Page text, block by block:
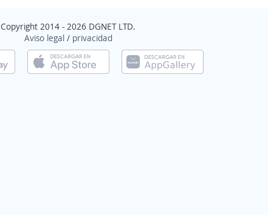
Copyright 2014 - 2026 DGNET LTD.
Aviso legal/ privacidad